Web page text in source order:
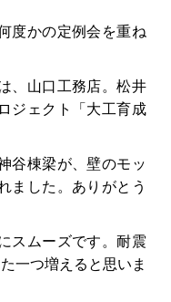
度かの定例会を重ね
、山口工務店。松井
ジェクト「大工育成
谷棟梁が、壁のモッ
ました。ありがとう
スムーズです。耐震
一つ増えると思いま